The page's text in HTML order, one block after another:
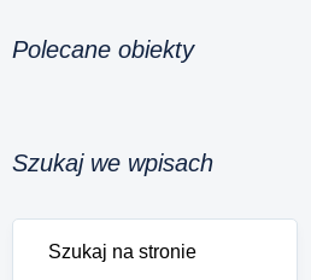
Polecane obiekty
Szukaj we wpisach